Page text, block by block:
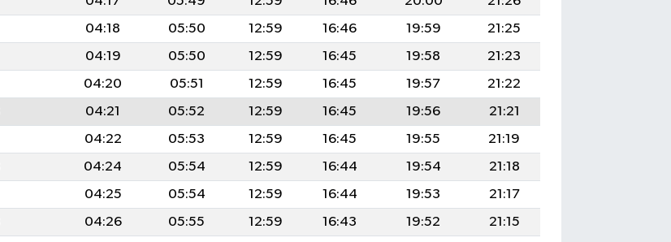
04:18 05:50 12:59 16:46 19:59
21:25
04:19 05:50 12:59 16:45 19:58
21:23
04:20 05:51 12:59 16:45 19:57
21:22
04:21 05:52 12:59 16:45 19:56
21:21
04:22 05:53 12:59 16:45 19:55
21:19
04:24 05:54 12:59 16:44 19:54
21:18
04:25 05:54 12:59 16:44 19:53
21:17
04:26 05:55 12:59 16:43 19:52
21:15